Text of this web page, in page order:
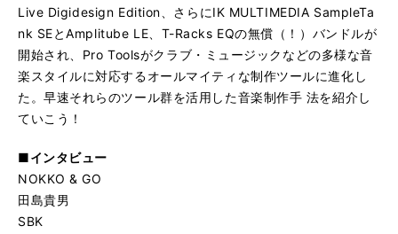
Live Digidesign Edition、さらにIK MULTIMEDIA SampleTa
nk SEとAmplitube LE、T-Racks EQの無償（！）バンドルが
開始され、Pro Toolsがクラブ・ミュージックなどの多様な音
楽スタイルに対応するオールマイティな制作ツールに進化し
た。早速それらのツール群を活用した音楽制作手 法を紹介し
ていこう！
■インタビュー
NOKKO & GO
田島貴男
SBK